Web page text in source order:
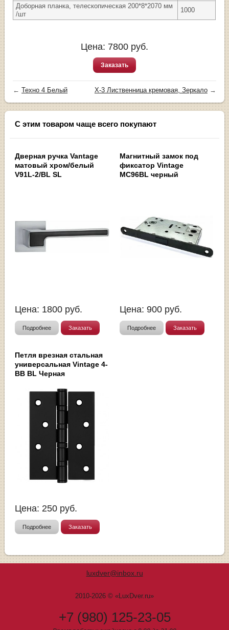
Доборная планка, телескопическая 200*8*2070 мм
/шт
1000
Цена: 7800 руб.
Заказать
←Техно 4 Белый X-3 Лиственница кремовая, Зеркало→
С этим товаром чаще всего покупают
Дверная ручка Vantage
матовый хром/белый
V91L-2/BL SL
Цена: 1800 руб.
Подробнее Заказать
Магнитный замок под
фиксатор Vintage
MC96BL черный
Цена: 900 руб.
Подробнее Заказать
Петля врезная стальная
универсальная Vintage 4-
BB BL Черная
Цена: 250 руб.
Подробнее Заказать
luxdver@inbox.ru
2010-2026 © «LuxDver.ru»
+7 (980) 125-23-05